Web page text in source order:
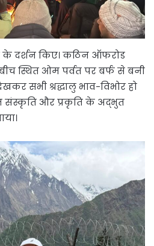
दर्शन किए। कठिन ऑफरोड
स्थित ओम पर्वत पर बर्फ से बनी
सभी श्रद्धालु भाव-विभोर हो
संस्कृति और प्रकृति के अद्भुत